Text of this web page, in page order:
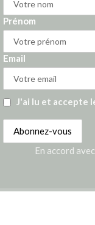
Prénom
Email
J'ai lu et accepte
En accord